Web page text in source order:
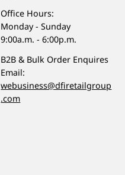
Office Hours:
Monday - Sunday
9:00a.m. - 6:00p.m.
B2B & Bulk Order Enquires
Email:
webusiness@dfiretailgroup
.com